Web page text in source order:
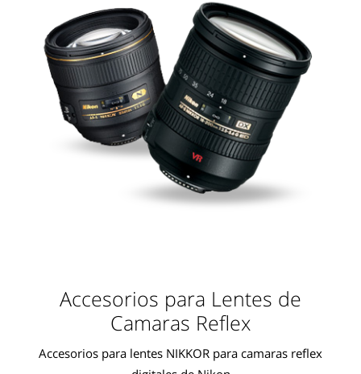
Accesorios para Lentes de
Camaras Reflex
Accesorios para lentes NIKKOR para camaras reflex